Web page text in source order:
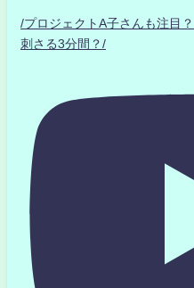
/プロジェクトA子さんも注
刺さる3分間？/